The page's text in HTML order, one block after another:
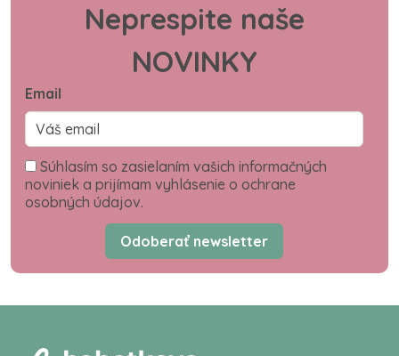
Neprespite naše
NOVINKY
Email
Súhlasím so zasielaním vašich informačných
noviniek a prijímam vyhlásenie o ochrane
osobných údajov.
Odoberať newsletter